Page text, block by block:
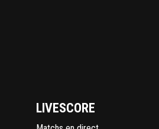
LIVESCORE